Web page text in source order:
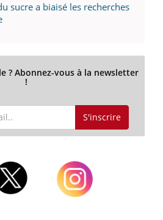
sucre a biaisé les recherches
? Abonnez-vous à la newsletter
!
S'inscrire